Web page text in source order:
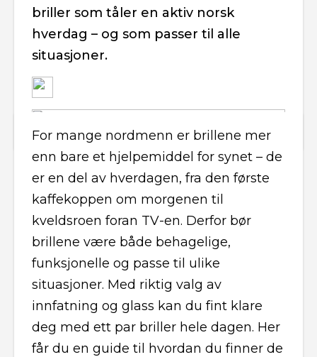
briller som tåler en aktiv norsk
hverdag – og som passer til alle
situasjoner.
For mange nordmenn er brillene mer
enn bare et hjelpemiddel for synet – de
er en del av hverdagen, fra den første
kaffekoppen om morgenen til
kveldsroen foran TV-en. Derfor bør
brillene være både behagelige,
funksjonelle og passe til ulike
situasjoner. Med riktig valg av
innfatning og glass kan du fint klare
deg med ett par briller hele dagen. Her
får du en guide til hvordan du finner de